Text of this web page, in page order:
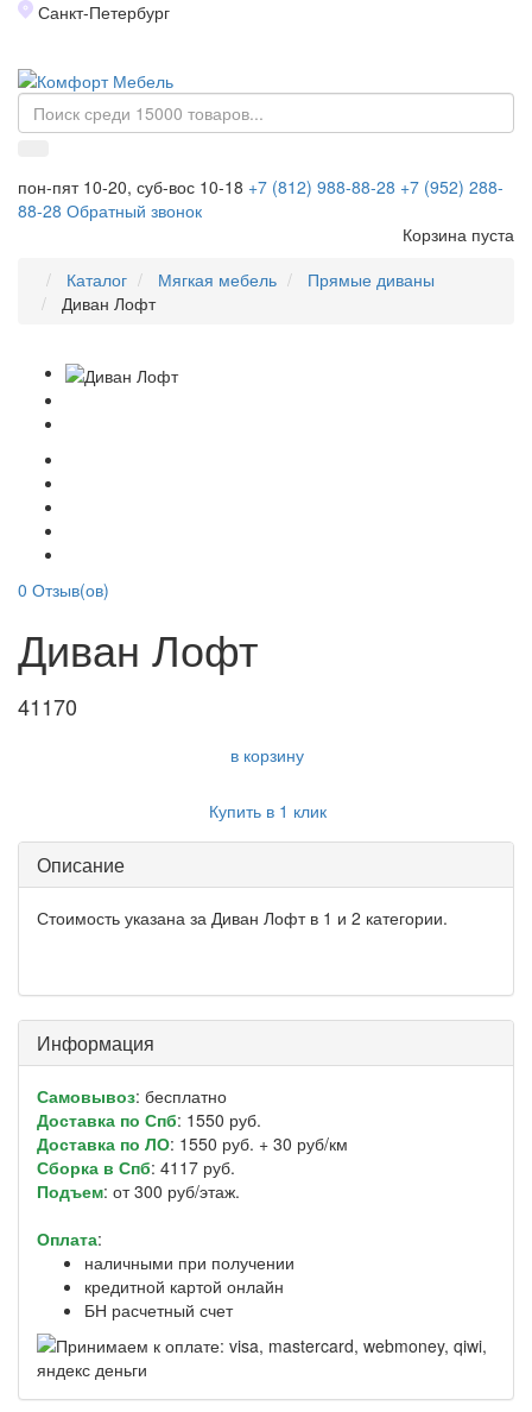
Санкт-Петербург
пон-пят 10-20, суб-вос 10-18 +7 (812) 988-88-28 +7 (952) 288-
88-28 Обратный звонок
Корзина пуста
Каталог
Мягкая мебель
Прямые диваны
Диван Лофт
0 Отзыв(ов)
Диван Лофт
41170
в корзину
Купить в 1 клик
Описание
Стоимость указана за Диван Лофт в 1 и 2 категории.
Информация
Самовывоз: бесплатно
Доставка по Спб: 1550 руб.
Доставка по ЛО: 1550 руб. + 30 руб/км
Сборка в Спб: 4117 руб.
Подъем: от 300 руб/этаж.
Оплата:
наличными при получении
кредитной картой онлайн
БН расчетный счет